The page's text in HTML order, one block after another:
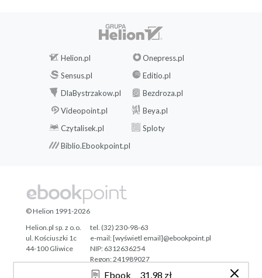
Ebook 31,98 zł
Helion.pl
Onepress.pl
Sensus.pl
Editio.pl
DlaBystrzakow.pl
Bezdroza.pl
Videopoint.pl
Beya.pl
Czytalisek.pl
Sploty
Biblio.Ebookpoint.pl
© Helion 1991-2026
Helion.pl sp. z o.o.
ul. Kościuszki 1c
44-100 Gliwice
tel. (32) 230-98-63
e-mail:[wyświetl email]@ebookpoint.pl
NIP: 6312636254
Regon: 241989027